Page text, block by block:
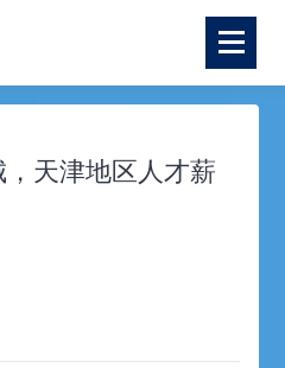
天津地区人才薪